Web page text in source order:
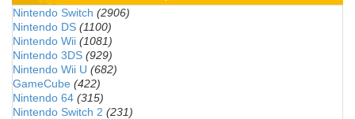
Nintendo Switch (2906)
Nintendo DS (1100)
Nintendo Wii (1081)
Nintendo 3DS (929)
Nintendo Wii U (682)
GameCube (422)
Nintendo 64 (315)
Nintendo Switch 2 (231)